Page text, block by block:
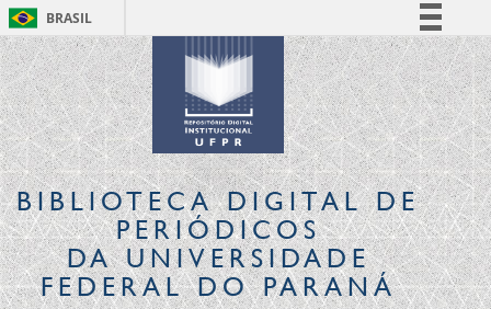
BRASIL
Simplifique!
Comunica BR
Participe
Acesso à informação
Legislação
Canais
BIBLIOTECA DIGITALDE
PERIÓDICOS
DA UNIVERSIDADE
FEDERAL DO PARANÁ